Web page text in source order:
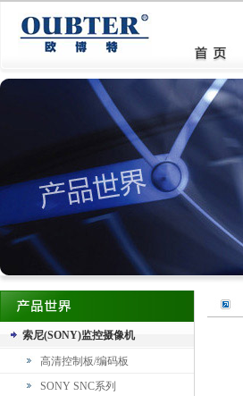
索尼(SONY)监控摄像机
高清控制板/编码板
SONY SNC系列